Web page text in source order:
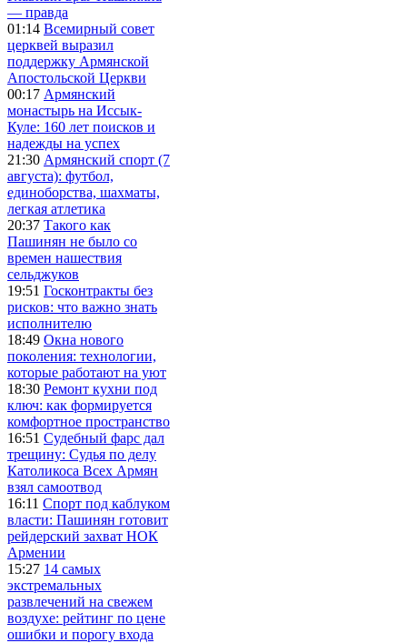
— правда
01:14 Всемирный совет
церквей выразил
поддержку Армянской
Апостольской Церкви
00:17 Армянский
монастырь на Иссык-
Куле: 160 лет поисков и
надежды на успех
21:30 Армянский спорт (7
августа): футбол,
единоборства, шахматы,
легкая атлетика
20:37 Такого как
Пашинян не было со
времен нашествия
сельджуков
19:51 Госконтракты без
рисков: что важно знать
исполнителю
18:49 Окна нового
поколения: технологии,
которые работают на уют
18:30 Ремонт кухни под
ключ: как формируется
комфортное пространство
16:51 Судебный фарс дал
трещину: Судья по делу
Католикоса Всех Армян
взял самоотвод
16:11 Спорт под каблуком
власти: Пашинян готовит
рейдерский захват НОК
Армении
15:27 14 самых
экстремальных
развлечений на свежем
воздухе: рейтинг по цене
ошибки и порогу входа